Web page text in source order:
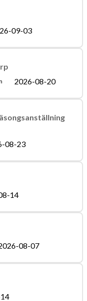
09-03
2026-08-20
08-23
14
08-07